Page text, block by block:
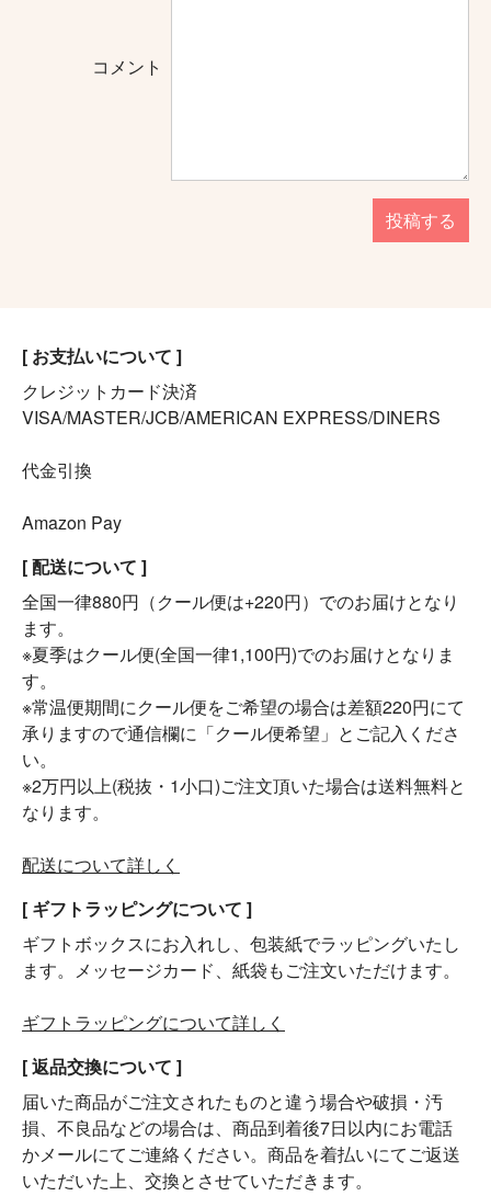
コメント
投稿する
[ お支払いについて ]
クレジットカード決済
VISA/MASTER/JCB/AMERICAN EXPRESS/DINERS
代金引換
Amazon Pay
[ 配送について ]
全国一律880円（クール便は+220円）でのお届けとなり
ます。
※夏季はクール便(全国一律1,100円)でのお届けとなりま
す。
※常温便期間にクール便をご希望の場合は差額220円にて
承りますので通信欄に「クール便希望」とご記入くださ
い。
※2万円以上(税抜・1小口)ご注文頂いた場合は送料無料と
なります。
配送について詳しく
[ ギフトラッピングについて ]
ギフトボックスにお入れし、包装紙でラッピングいたし
ます。メッセージカード、紙袋もご注文いただけます。
ギフトラッピングについて詳しく
[ 返品交換について ]
届いた商品がご注文されたものと違う場合や破損・汚
損、不良品などの場合は、商品到着後7日以内にお電話
かメールにてご連絡ください。商品を着払いにてご返送
いただいた上、交換とさせていただきます。